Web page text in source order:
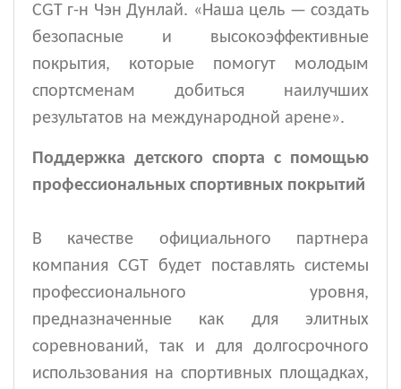
В качестве официального партнера
компания CGT будет поставлять системы
профессионального уровня,
предназначенные как для элитных
соревнований, так и для долгосрочного
использования на спортивных площадках,
Поддержка детского спорта с помощью
профессиональных спортивных покрытий
CGT г-н Чэн Дунлай. «Наша цель — создать
безопасные и высокоэффективные
покрытия, которые помогут молодым
спортсменам добиться наилучших
результатов на международной арене».